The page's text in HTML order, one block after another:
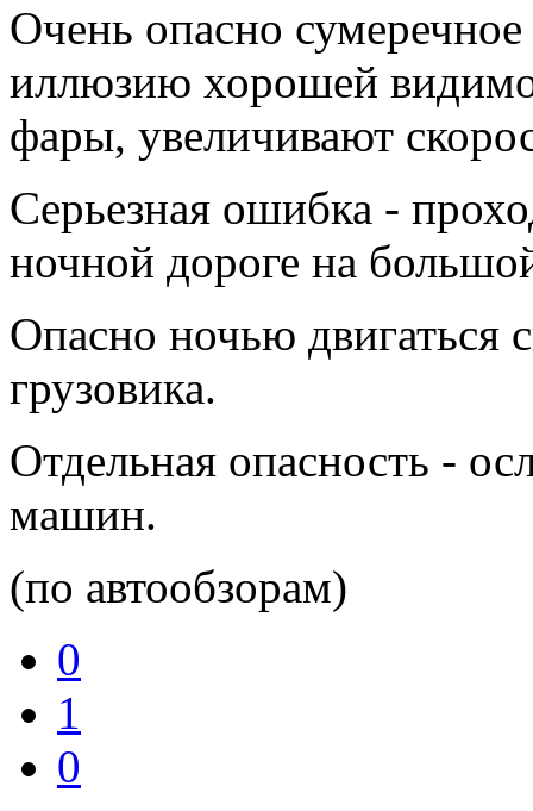
Очень опасно
иллюзию хорошей
фары, увеличивают
Серьезная ошибка -
ночной дороге на
Опасно ночью двигаться
грузовика.
Отдельная опасность -
машин.
(по автообзорам)
0
1
0